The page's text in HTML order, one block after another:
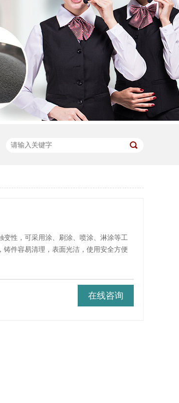
变性，可采用涂、刷涂、喷涂、淋涂等工
铸件容易清理，表面光洁，使用安全方便
在线咨询